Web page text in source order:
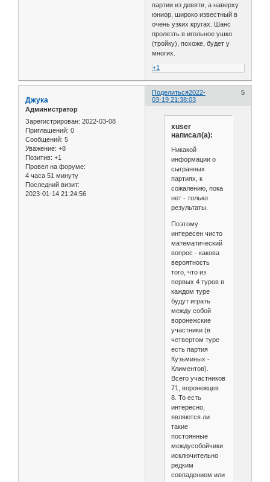
партии из девяти, а наверху
юниор, широко известный в
очень узких кругах. Шанс
пролезть в игольное ушко
(тройку), похоже, будет у
многих.
+1
Поделиться 5
2022-
03-19 21:38:03
Джука
Администратор
Зарегистрирован: 2022-03-08
Приглашений: 0
Сообщений: 5
Уважение: +8
Позитив: +1
Провел на форуме:
4 часа 51 минуту
Последний визит:
2023-01-14 21:24:56
xuser
написал(а):
Никакой
информации о
сыгранных
партиях, к
сожалению, пока
нет - только
результаты.
Поэтому
интересен чисто
математический
вопрос - какова
вероятность
того, что из
первых 4 туров в
каждом туре
будут играть
между собой
воронежские
участники (в
четвертом туре
есть партия
Кузьминых -
Климентов).
Всего участников
71, воронежцев
8. То есть
интересно,
являются ли
такие
постоянные
междусобойчики
исключительно
редким
совпадением или